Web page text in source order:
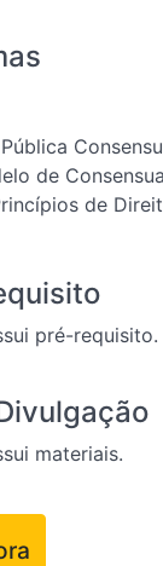
de
de
pré-requisito.
materiais.